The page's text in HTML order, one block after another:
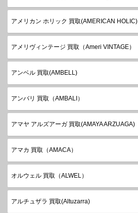
アメリカン ホリック 買取(AMERICAN HOLIC)
アメリヴィンテージ 買取（Ameri VINTAGE）
アンベル 買取(AMBELL)
アンバリ 買取（AMBALI）
アマヤ アルズアーガ 買取(AMAYA ARZUAGA)
アマカ 買取（AMACA）
オルウェル 買取（ALWEL）
アルチュザラ 買取(Altuzarra)